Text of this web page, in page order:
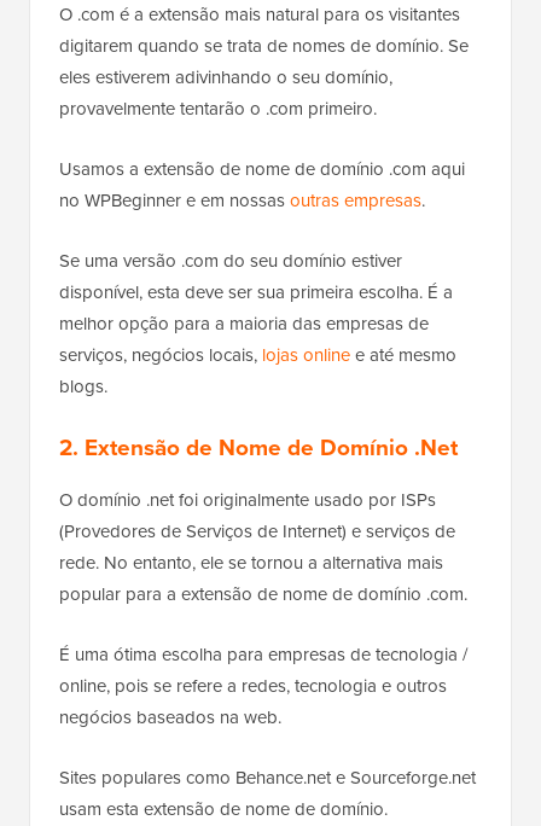
O .com é a extensão mais natural para os visitantes
digitarem quando se trata de nomes de domínio. Se
eles estiverem adivinhando o seu domínio,
provavelmente tentarão o .com primeiro.
Usamos a extensão de nome de domínio .com aqui
no WPBeginner e em nossasoutras empresas.
Se uma versão .com do seu domínio estiver
disponível, esta deve ser sua primeira escolha. É a
melhor opção para a maioria das empresas de
serviços, negócios locais, lojas onlinee até mesmo
blogs.
2. Extensão de Nome de Domínio .Net
O domínio .net foi originalmente usado por ISPs
(Provedores de Serviços de Internet) e serviços de
rede. No entanto, ele se tornou a alternativa mais
popular para a extensão de nome de domínio .com.
É uma ótima escolha para empresas de tecnologia /
online, pois se refere a redes, tecnologia e outros
negócios baseados na web.
Sites populares como Behance.net e Sourceforge.net
usam esta extensão de nome de domínio.